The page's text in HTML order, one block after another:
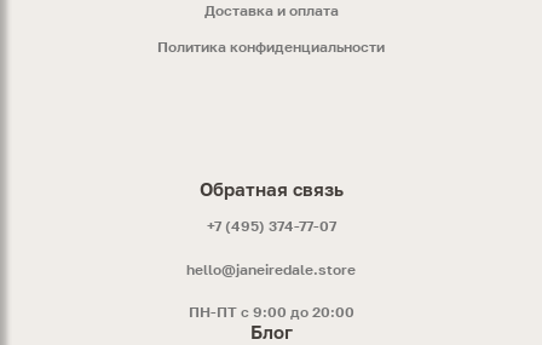
Доставка и оплата
Политика конфиденциальности
Обратная связь
+7 (495) 374-77-07
hello@janeiredale.store
ПН-ПТ с 9:00 до 20:00
Блог